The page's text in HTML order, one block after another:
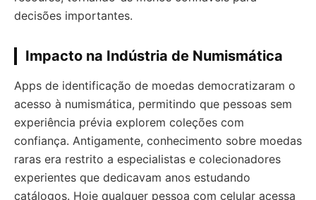
decisões importantes.
Impacto na Indústria de Numismática
Apps de identificação de moedas democratizaram o
acesso à numismática, permitindo que pessoas sem
experiência prévia explorem coleções com
confiança. Antigamente, conhecimento sobre moedas
raras era restrito a especialistas e colecionadores
experientes que dedicavam anos estudando
catálogos. Hoje qualquer pessoa com celular acessa